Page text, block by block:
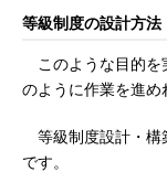
等級制度の設計方法
このような目的を
のように作業を進め
等級制度設計・構
です。